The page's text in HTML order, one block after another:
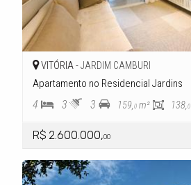
VITÓRIA -JARDIM CAMBURI
Apartamento no Residencial Jardins
4 3 3 159,0 m² 138,0
R$ 2.600.000,00